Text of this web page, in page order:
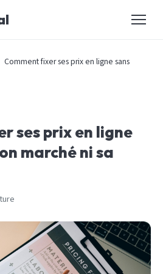
Comment fixer ses prix en ligne sans
ses prix en ligne
marché ni sa